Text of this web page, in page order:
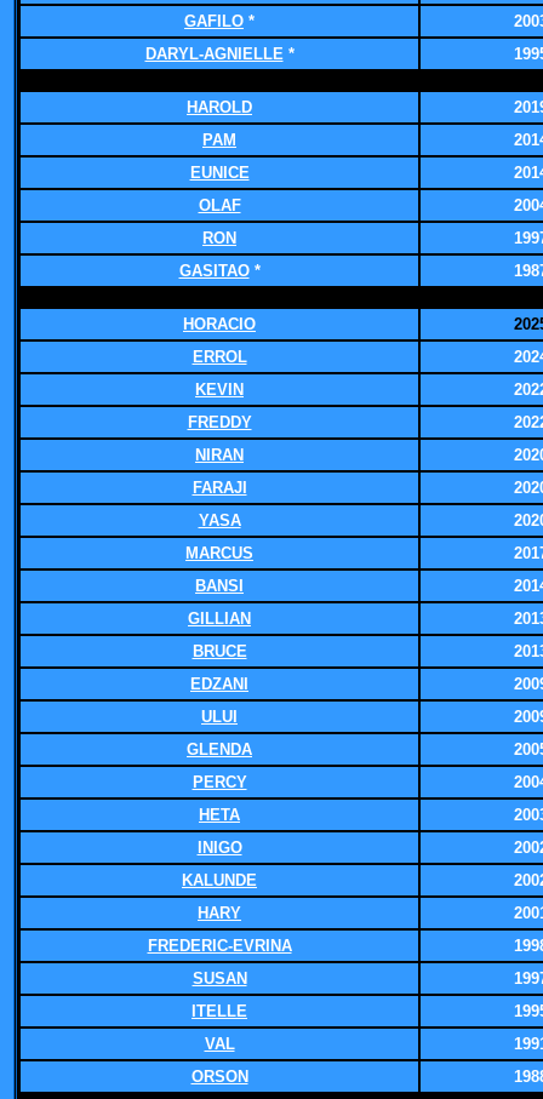
GAFILO *
DARYL-AGNIELLE*
HAROLD
PAM
EUNICE
OLAF
RON
GASITAO*
HORACIO
ERROL
KEVIN
FREDDY
NIRAN
FARAJI
YASA
MARCUS
BANSI
GILLIAN
BRUCE
EDZANI
ULUI
GLENDA
PERCY
HETA
INIGO
KALUNDE
HARY
FREDERIC-EVRINA
SUSAN
ITELLE
VAL
ORSON